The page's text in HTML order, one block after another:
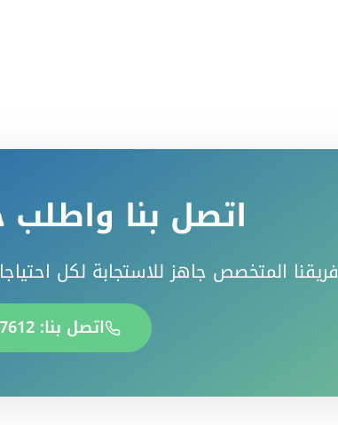
اتصل بنا
فريقنا المتخصص جاهز للاستجابة لكل
اتصل بنا: 50537612